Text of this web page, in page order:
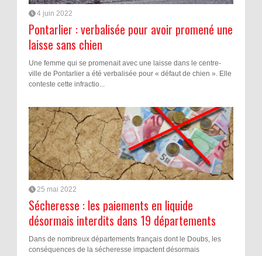
4 juin 2022
Pontarlier : verbalisée pour avoir promené une
laisse sans chien
Une femme qui se promenait avec une laisse dans le centre-
ville de Pontarlier a été verbalisée pour « défaut de chien ». Elle
conteste cette infractio...
25 mai 2022
Sécheresse : les paiements en liquide
désormais interdits dans 19 départements
Dans de nombreux départements français dont le Doubs, les
conséquences de la sécheresse impactent désormais